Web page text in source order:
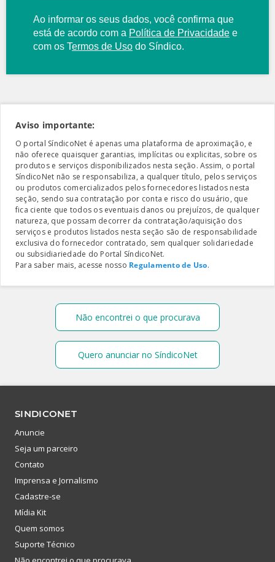
Ao informar os seus dados, você confirma que
está de acordo com a Política de Privacidade e
com os Termos de Uso do Síndico.
Aviso importante:
O portal SíndicoNet é apenas uma plataforma de aproximação, e
não oferece quaisquer garantias, implícitas ou explicitas, sobre os
produtos e serviços disponibilizados nesta seção. Assim, o portal
SíndicoNet não se responsabiliza, a qualquer título, pelos serviços
ou produtos comercializados pelos fornecedores listados nesta
seção, sendo sua contratação por conta e risco do usuário, que
fica ciente que todos os eventuais danos ou prejuízos, de qualquer
natureza, que possam decorrer da contratação/aquisição dos
serviços e produtos listados nesta seção são de responsabilidade
exclusiva do fornecedor contratado, sem qualquer solidariedade
ou subsidiariedade do Portal SíndicoNet.
Para saber mais, acesse nosso Regulamento de Uso.
Não encontrei o que procurava
Quero anunciar no SíndicoNet
SINDICONET
Anuncie
Seja um parceiro
Contato
Imprensa e Jornalismo
Cadastre-se
Mídia Kit
Quem somos
Suporte Técnico